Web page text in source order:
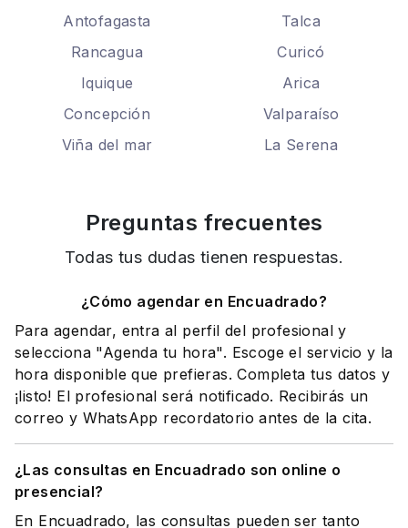
Antofagasta
Talca
Rancagua
Curicó
Iquique
Arica
Concepción
Valparaíso
Viña del mar
La Serena
Preguntas frecuentes
Todas tus dudas tienen respuestas.
¿Cómo agendar en Encuadrado?
Para agendar, entra al perfil del profesional y
selecciona "Agenda tu hora". Escoge el servicio y la
hora disponible que prefieras. Completa tus datos y
¡listo! El profesional será notificado. Recibirás un
correo y WhatsApp recordatorio antes de la cita.
¿Las consultas en Encuadrado son online o
presencial?
En Encuadrado, las consultas pueden ser tanto